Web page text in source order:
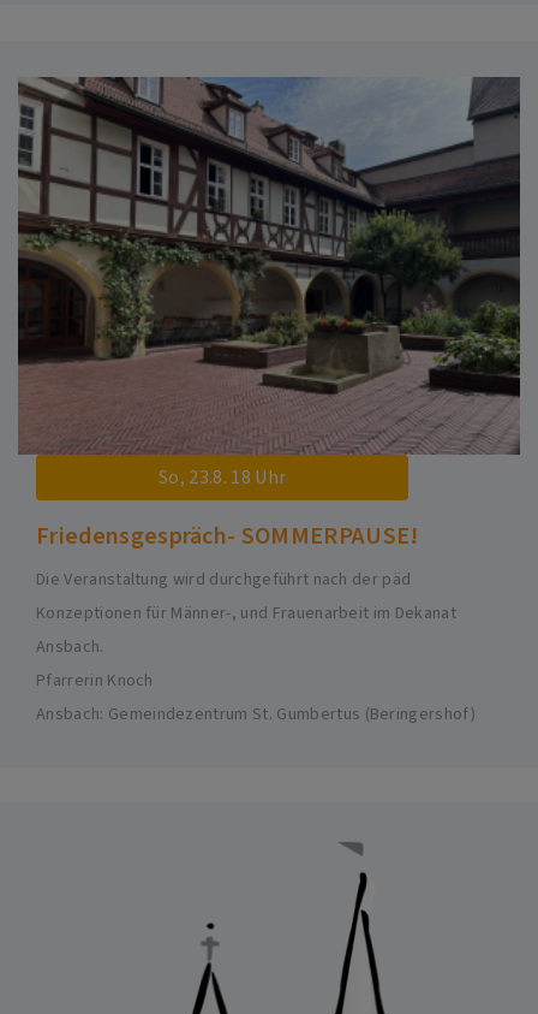
So, 23.8. 18 Uhr
Friedensgespräch- SOMMERPAUSE!
Die Veranstaltung wird durchgeführt nach der päd
Konzeptionen für Männer-, und Frauenarbeit im Dekanat
Ansbach.
Pfarrerin Knoch
Ansbach Gemeindezentrum St. Gumbertus (Beringershof)